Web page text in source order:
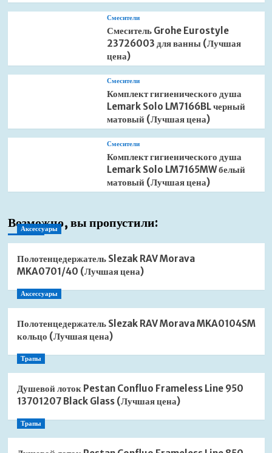
Смесители
Смеситель Grohe Eurostyle
23726003 для ванны (Лучшая
цена)
Смесители
Комплект гигиенического душа
Lemark Solo LM7166BL черный
матовый (Лучшая цена)
Смесители
Комплект гигиенического душа
Lemark Solo LM7165MW белый
матовый (Лучшая цена)
Возможно, вы пропустили:
Аксессуары
Полотенцедержатель Slezak RAV Morava
MKA0701/40 (Лучшая цена)
Аксессуары
Полотенцедержатель Slezak RAV Morava MKA0104SM
кольцо (Лучшая цена)
Трапы
Душевой лоток Pestan Confluo Frameless Line 950
13701207 Black Glass (Лучшая цена)
Трапы